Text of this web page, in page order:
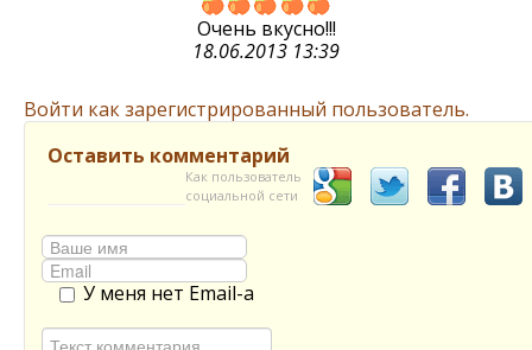
Очень вкусно!!!
18.06.2013 13:39
Войти как зарегистрированный пользователь.
Оставить комментарий
Как пользователь
социальной сети
У меня нет Email-а